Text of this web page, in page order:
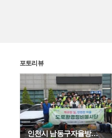
포토리뷰
"아버지, 그 이름…
인천시 남동구자율방…